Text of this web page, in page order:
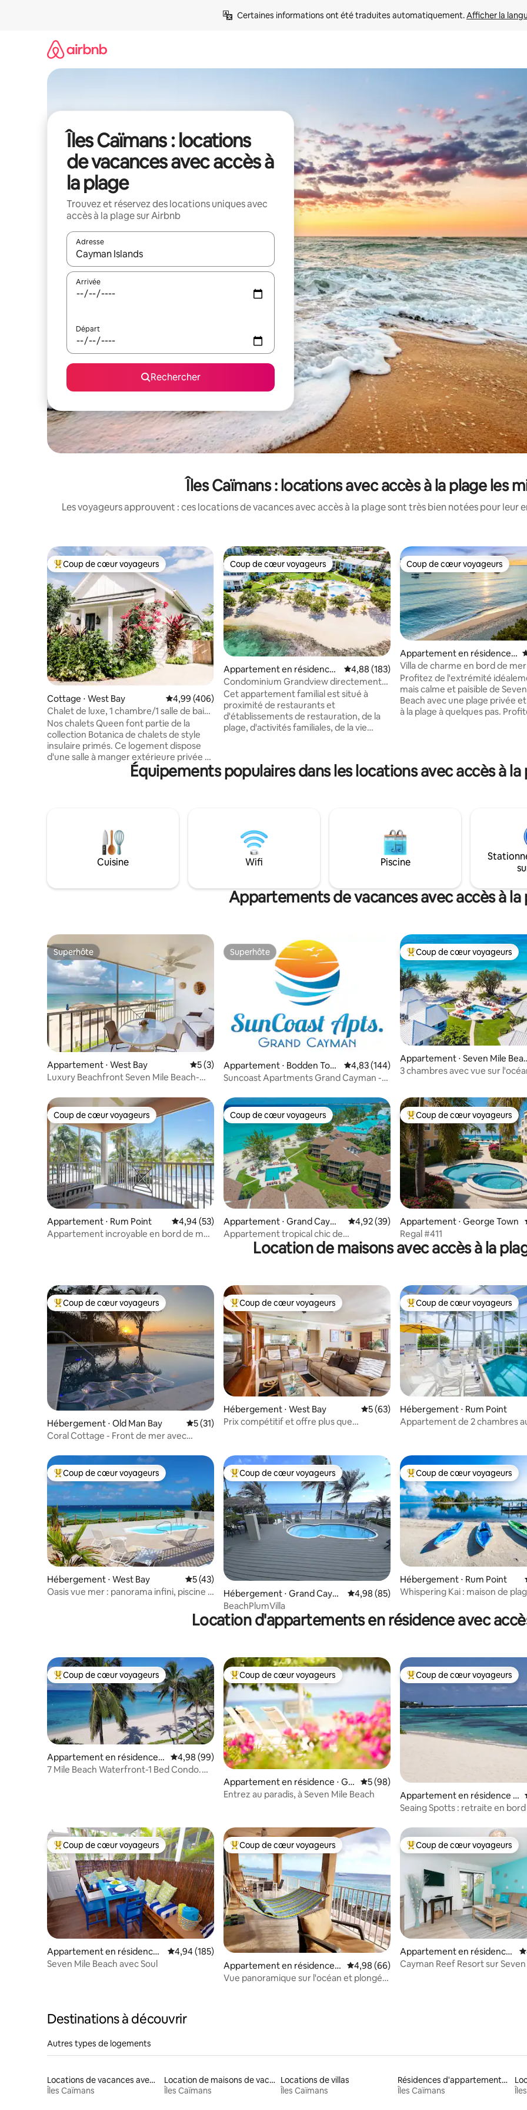
Certaines informations ont été traduites automatiquement. Afficher la
Îles Caïmans : locations
de vacances avec accès à
la plage
Trouvez et réservez des locations uniques avec
accès à la plage sur Airbnb
Adresse
Lorsque les résultats s'affichent, utilisez les flèches vers le haut et vers le bas pour les parcourir ou en appuyant et en
Arrivée
Départ
Rechercher
Îles Caïmans : locations avec accès à la plage les
Les voyageurs approuvent : ces locations de vacances avec accès à la plage sont très bien notées pour
Coups de cœur voyageurs les plus appréciés
Coup de cœur voyageurs
Cottage ⋅ West Bay Évaluation moyenne sur la base de 406 commentaires : 4,99 sur 5
4,99 (406)
Chalet de luxe, 1 chambre/1 salle de bain,
près de la piscine et de 7 Mile Beach
Nos chalets Queen font partie de la
collection Botanica de chalets de style
insulaire primés. Ce logement dispose
d'une salle à manger extérieure privée et
d'une douche de jardin. Chez Botanica,
nous nous concentrons sur le luxe
spa chauffé situé dans une oasis
navette gratuite dans notre Land Rover
Defender vintage vers les plages
autres annonces sous mon profil.
Coup de cœur voyageurs
Coup de cœur voyageurs
Appartement en résidence ⋅
George Town
Évaluation moyenne sur la base de 183
4,88 (183)
Condominium Grandview directement
sur la plage de 7 miles
Cet appartement familial est situé à
proximité de restaurants et
d'établissements de restauration, de la
plage, d'activités familiales, de la vie
l'espace extérieur et le quartier. Mon
grande piscine de Seven Mile Beach et
d'un jacuzzi donnant sur la plage avec les
meilleurs couchers de soleil. Elle offre
également des courts de tennis et de
Coup de cœur voyageurs
Coup de cœur voyageurs
Appartement en résidence ⋅
West Bay
Villa de charme en bord de
quelques pas de Seven Mile
Profitez de l'extrémité
mais calme et paisible de
Beach avec une plage privée
à la plage à quelques pas.
ou marchez sur toute la plage
Mile depuis votre porte d'entrée.
patio privé tranquille. Nous
vous aimerez Beach Love at
autant que nous. :)
Équipements populaires dans les locations avec accès à la
Cuisine Wifi Piscine
Appartements de vacances avec accès à la
Superhôte
Superhôte
Appartement ⋅ West Bay Évaluation moyenne sur la base de 3 commentaires : 5 sur 5
5 (3)
Luxury Beachfront Seven Mile Beach-
Superhôte
Superhôte
Appartement ⋅ Bodden Tow
n
Évaluation moyenne sur la base de 144
4,83 (144)
Suncoast Apartments Grand Cayman -
Coups de cœur voyageurs les
Coup de cœur voyageurs
Appartement ⋅ Seven Mile Beac
h
3 chambres avec vue sur
Coup de cœur voyageurs
Coup de cœur voyageurs
Appartement ⋅ Rum Point Évaluation moyenne sur la base de 53 commentaires : 4,94 sur 5
4,94 (53)
Appartement incroyable en bord de mer
Coup de cœur voyageurs
Coup de cœur voyageurs
Appartement ⋅ Grand Cayma
n
Évaluation moyenne sur la base de 39
4,92 (39)
Appartement tropical chic de
3 chambres avec vue sur le jardin, piscine
et plage
Coups de cœur voyageurs les
Coup de cœur voyageurs
Appartement ⋅ George Town
Regal #411
Location de maisons avec accès à la
Coups de cœur voyageurs les plus appréciés
Coup de cœur voyageurs
Hébergement ⋅ Old Man Bay Évaluation moyenne sur la base de 31 commentaires : 5 sur 5
5 (31)
Coral Cottage - Front de mer avec
Coups de cœur voyageurs les plus appréciés
Coup de cœur voyageurs
Hébergement ⋅ West Bay Évaluation moyenne sur la base de 63
5 (63)
Prix compétitif et offre plus que
Coups de cœur voyageurs les
Coup de cœur voyageurs
Hébergement ⋅ Rum Point
Appartement de 2 chambres
Coups de cœur voyageurs les plus appréciés
Coup de cœur voyageurs
Hébergement ⋅ West Bay Évaluation moyenne sur la base de 43 commentaires : 5 sur 5
5 (43)
Oasis vue mer : panorama infini, piscine &
Coups de cœur voyageurs les plus appréciés
Coup de cœur voyageurs
Hébergement ⋅ Grand Caym
an
Évaluation moyenne sur la base de 85
4,98 (85)
BeachPlumVilla
Coups de cœur voyageurs les
Coup de cœur voyageurs
Hébergement ⋅ Rum Point
Whispering Kai : maison de
Location d'appartements en résidence avec
Coups de cœur voyageurs les plus appréciés
Coup de cœur voyageurs
Appartement en résidence ⋅
Cayman Islands
Évaluation moyenne sur la base de 99 commentaires : 4,98 sur 5
4,98 (99)
7 Mile Beach Waterfront-1 Bed Condo.
Coups de cœur voyageurs les plus appréciés
Coup de cœur voyageurs
Appartement en résidence ⋅ Ge
orge Town
Évaluation moyenne sur la base de 98
5 (98)
Entrez au paradis, à Seven Mile Beach
Coups de cœur voyageurs les
Coup de cœur voyageurs
Appartement en résidence ⋅
Savannah
Seaing Spotts : retraite en
Coups de cœur voyageurs les plus appréciés
Coup de cœur voyageurs
Appartement en résidence ⋅
George Town
Évaluation moyenne sur la base de 185 commentaires : 4,94 sur 5
4,94 (185)
Seven Mile Beach avec Soul
Coups de cœur voyageurs les plus appréciés
Coup de cœur voyageurs
Appartement en résidence ⋅
West Bay
Évaluation moyenne sur la base de 66
4,98 (66)
Vue panoramique sur l'océan et plongée
Coups de cœur voyageurs les
Coup de cœur voyageurs
Appartement en résidence
⋅ George Town
Cayman Reef Resort sur Seven
Destinations à découvrir
Autres types de logements
Locations de vacances avec piscine
Îles Caïmans
Location de maisons de vacances
Îles Caïmans
Locations de villas
Îles Caïmans
Résidences d'appartements en location
Îles Caïmans